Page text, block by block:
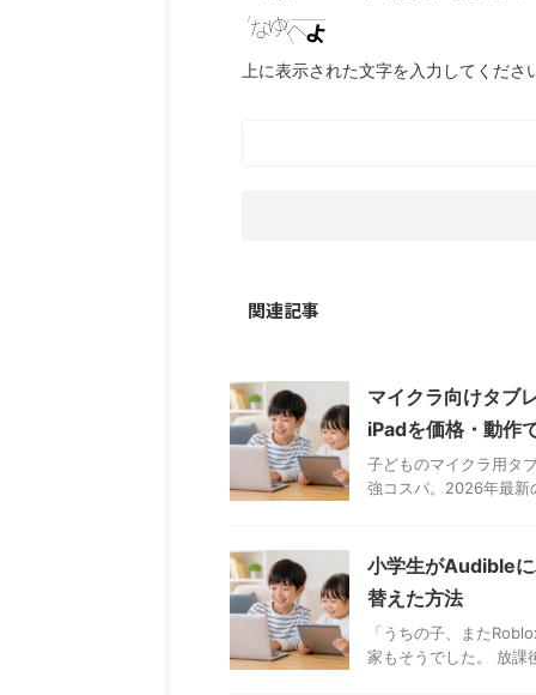
上に表示された文字を入力してくださ
関連記事
マイクラ向けタブ
iPadを価格・動作
子どものマイクラ用タ
強コスパ。2026年最新
小学生がAudible
替えた方法
「うちの子、また
家もそうでした。 放課